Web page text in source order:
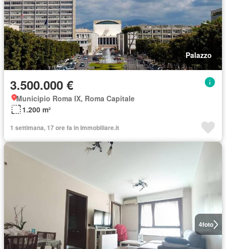
Palazzo
3.500.000 €
Municipio Roma IX, Roma Capitale
1.200 m²
1 settimana, 17 ore fa in Immobiliare.it
4foto